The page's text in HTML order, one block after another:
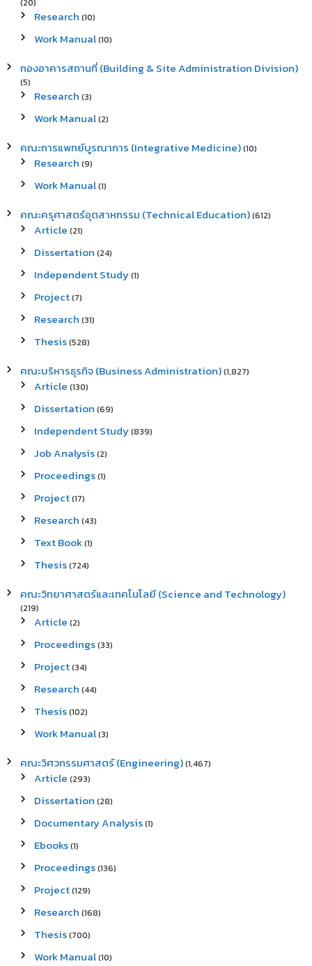
(20)
Research (10)
Work Manual(10)
กองอาคารสถานที่ (Building & Site Administration Division)
(5)
Research (3)
Work Manual(2)
คณะการแพทย์บูรณาการ (Integrative Medicine)(10)
Research (9)
Work Manual(1)
คณะครุศาสตร์อุตสาหกรรม (Technical Education)(612)
Article (21)
Dissertation (24)
Independent Study(1)
Project(7)
Research (31)
Thesis(528)
คณะบริหารธุรกิจ (Business Administration)(1,827)
Article (130)
Dissertation (69)
Independent Study(839)
Job Analysis(2)
Proceedings(1)
Project(17)
Research (43)
Text Book(1)
Thesis(724)
คณะวิทยาศาสตร์และเทคโนโลยี (Science and Technology)
(219)
Article (2)
Proceedings(33)
Project(34)
Research (44)
Thesis(102)
Work Manual(3)
คณะวิศวกรรมศาสตร์ (Engineering)(1,467)
Article (293)
Dissertation (28)
Documentary Analysis(1)
Ebooks(1)
Proceedings(136)
Project(129)
Research (168)
Thesis(700)
Work Manual(10)